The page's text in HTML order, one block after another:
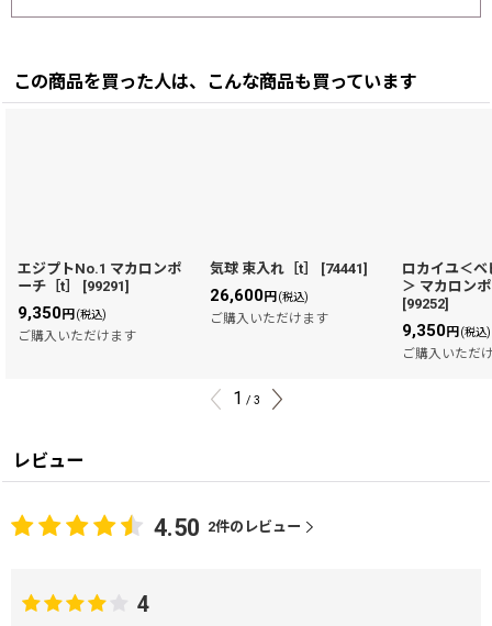
この商品を買った人は、こんな商品も買っています
エジプトNo.1 マカロンポ
ーチ［t］
[99291]
9,350円(税込)
ご購入いただけます
気球 束入れ［t］ [74441]
26,600円(税込)
ご購入いただけます
ロカイユ＜
＞ マカロン
[99252]
9,350円(税込)
ご購入いただ
1 / 3
レビュー
4.50 2件のレビュー
4